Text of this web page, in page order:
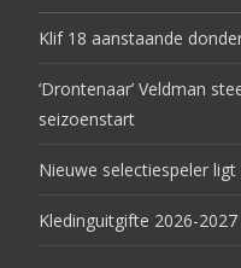
Klif 18 aanstaande
‘Drontenaar’ Veldman
seizoenstart
Nieuwe selectiespeler
Kledinguitgifte 2026-2027